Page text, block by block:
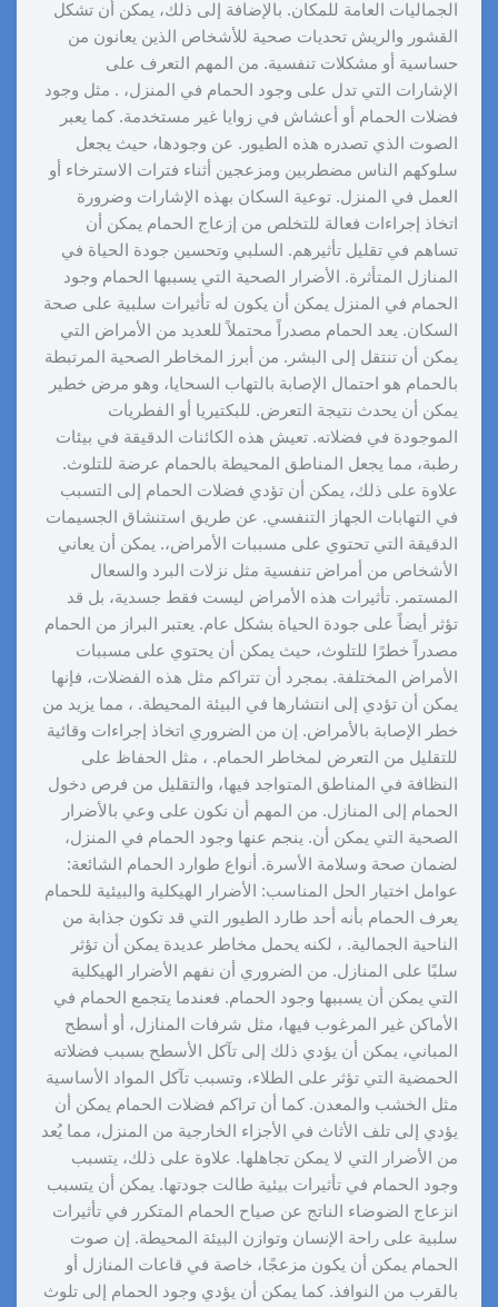
الجماليات العامة للمكان. بالإضافة إلى ذلك، يمكن أن تشكل
القشور والريش تحديات صحية للأشخاص الذين يعانون من
حساسية أو مشكلات تنفسية. من المهم التعرف على
الإشارات التي تدل على وجود الحمام في المنزل، . مثل وجود
فضلات الحمام أو أعشاش في زوايا غير مستخدمة. كما يعبر
الصوت الذي تصدره هذه الطيور. عن وجودها، حيث يجعل
سلوكهم الناس مضطربين ومزعجين أثناء فترات الاسترخاء أو
العمل في المنزل. توعية السكان بهذه الإشارات وضرورة
اتخاذ إجراءات فعالة للتخلص من إزعاج الحمام يمكن أن
تساهم في تقليل تأثيرهم. السلبي وتحسين جودة الحياة في
المنازل المتأثرة. الأضرار الصحية التي يسببها الحمام وجود
الحمام في المنزل يمكن أن يكون له تأثيرات سلبية على صحة
السكان. يعد الحمام مصدراً محتملاً للعديد من الأمراض التي
يمكن أن تنتقل إلى البشر. من أبرز المخاطر الصحية المرتبطة
بالحمام هو احتمال الإصابة بالتهاب السحايا، وهو مرض خطير
يمكن أن يحدث نتيجة التعرض. للبكتيريا أو الفطريات
الموجودة في فضلاته. تعيش هذه الكائنات الدقيقة في بيئات
رطبة، مما يجعل المناطق المحيطة بالحمام عرضة للتلوث.
علاوة على ذلك، يمكن أن تؤدي فضلات الحمام إلى التسبب
في التهابات الجهاز التنفسي. عن طريق استنشاق الجسيمات
الدقيقة التي تحتوي على مسببات الأمراض،. يمكن أن يعاني
الأشخاص من أمراض تنفسية مثل نزلات البرد والسعال
المستمر. تأثيرات هذه الأمراض ليست فقط جسدية، بل قد
تؤثر أيضاً على جودة الحياة بشكل عام. يعتبر البراز من الحمام
مصدراً خطرًا للتلوث، حيث يمكن أن يحتوي على مسببات
الأمراض المختلفة. بمجرد أن تتراكم مثل هذه الفضلات، فإنها
يمكن أن تؤدي إلى انتشارها في البيئة المحيطة. ، مما يزيد من
خطر الإصابة بالأمراض. إن من الضروري اتخاذ إجراءات وقائية
للتقليل من التعرض لمخاطر الحمام. ، مثل الحفاظ على
النظافة في المناطق المتواجد فيها، والتقليل من فرص دخول
الحمام إلى المنازل. من المهم أن نكون على وعي بالأضرار
الصحية التي يمكن أن. ينجم عنها وجود الحمام في المنزل،
لضمان صحة وسلامة الأسرة. أنواع طوارد الحمام الشائعة:
عوامل اختيار الحل المناسب: الأضرار الهيكلية والبيئية للحمام
يعرف الحمام بأنه أحد طارد الطيور التي قد تكون جذابة من
الناحية الجمالية. ، لكنه يحمل مخاطر عديدة يمكن أن تؤثر
سلبًا على المنازل. من الضروري أن نفهم الأضرار الهيكلية
التي يمكن أن يسببها وجود الحمام. فعندما يتجمع الحمام في
الأماكن غير المرغوب فيها، مثل شرفات المنازل، أو أسطح
المباني، يمكن أن يؤدي ذلك إلى تآكل الأسطح بسبب فضلاته
الحمضية التي تؤثر على الطلاء، وتسبب تآكل المواد الأساسية
مثل الخشب والمعدن. كما أن تراكم فضلات الحمام يمكن أن
يؤدي إلى تلف الأثاث في الأجزاء الخارجية من المنزل، مما يُعد
من الأضرار التي لا يمكن تجاهلها. علاوة على ذلك، يتسبب
وجود الحمام في تأثيرات بيئية طالت جودتها. يمكن أن يتسبب
انزعاج الضوضاء الناتج عن صياح الحمام المتكرر في تأثيرات
سلبية على راحة الإنسان وتوازن البيئة المحيطة. إن صوت
الحمام يمكن أن يكون مزعجًا، خاصة في قاعات المنازل أو
بالقرب من النوافذ. كما يمكن أن يؤدي وجود الحمام إلى تلوث